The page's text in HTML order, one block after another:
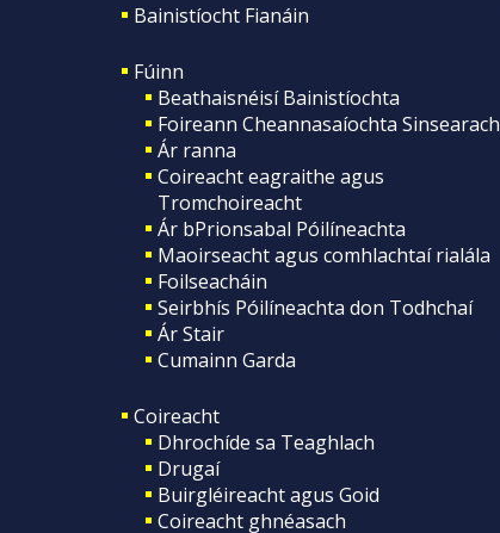
Bainistíocht Fianáin
Fúinn
Beathaisnéisí Bainistíochta
Foireann Cheannasaíochta Sinsearach
Ár ranna
Coireacht eagraithe agus
Tromchoireacht
Ár bPrionsabal Póilíneachta
Maoirseacht agus comhlachtaí rialála
Foilseacháin
Seirbhís Póilíneachta don Todhchaí
Ár Stair
Cumainn Garda
Coireacht
Dhrochíde sa Teaghlach
Drugaí
Buirgléireacht agus Goid
Coireacht ghnéasach